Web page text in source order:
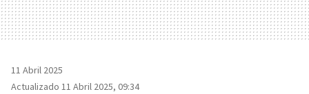
11 Abril 2025
Actualizado 11 Abril 2025, 09:34